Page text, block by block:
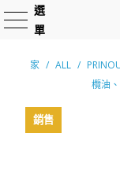
選
單
家 / ALL /
欖油
銷售